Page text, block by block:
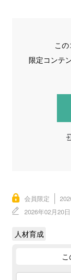
こ
限定コンテ
会員限定
2026年02月20
人材育成